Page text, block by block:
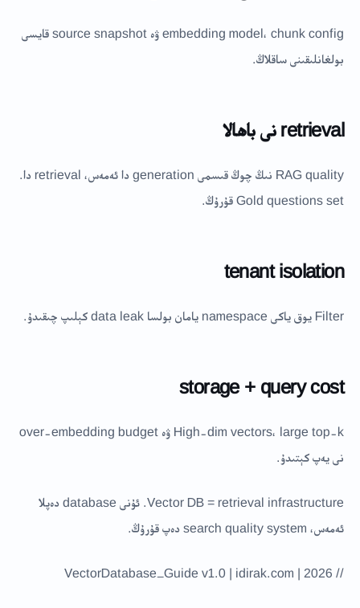
embedding model، chunk config ۋە source snapshot قايسى
بولغانلىقىنى ساقلاڭ.
retrieval نى باھالا
RAG quality نىڭ چوڭ قىسمى generation دا ئەمەس، retrieval دا.
Gold questions set قۇرۇڭ.
tenant isolation
Filter يوق ياكى namespace يامان بولسا data leak كېلىپ چىقىدۇ.
storage + query cost
High-dim vectors، large top-k ۋە over-embedding budget
نى يەپ كېتىدۇ.
Vector DB = retrieval infrastructure. ئۇنى database دەپلا
ئەمەس، search quality system دەپ قۇرۇڭ.
// VectorDatabase_Guide v1.0 | idirak.com | 2026